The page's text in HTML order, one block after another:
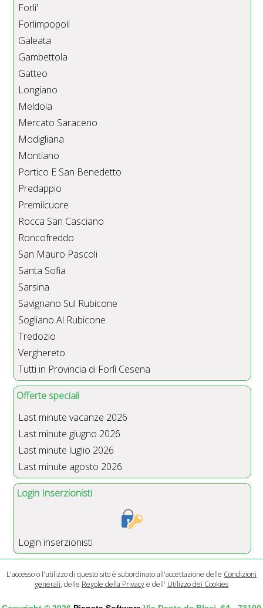
Forli'
Forlimpopoli
Galeata
Gambettola
Gatteo
Longiano
Meldola
Mercato Saraceno
Modigliana
Montiano
Portico E San Benedetto
Predappio
Premilcuore
Rocca San Casciano
Roncofreddo
San Mauro Pascoli
Santa Sofia
Sarsina
Savignano Sul Rubicone
Sogliano Al Rubicone
Tredozio
Verghereto
Tutti in Provincia di Forlì Cesena
Offerte speciali
Last minute vacanze 2026
Last minute giugno 2026
Last minute luglio 2026
Last minute agosto 2026
Login Inserzionisti
Login inserzionisti
L'accesso o l'utilizzo di questo sito è subordinato all'accettazione delle Condizioni
generali, delle Regole della Privacye dell' Utilizzo dei Cookies